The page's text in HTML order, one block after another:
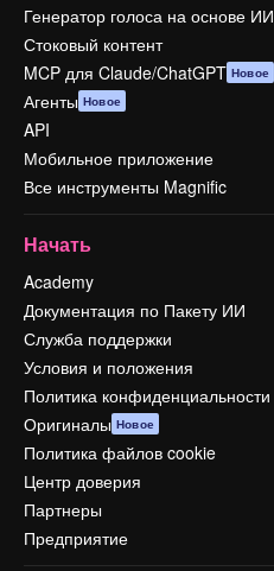
Генератор голоса на основе ИИ
Стоковый контент
MCP для Claude/ChatGPT Новое
Агенты Новое
API
Мобильное приложение
Все инструменты Magnific
Начать
Academy
Документация по Пакету ИИ
Служба поддержки
Условия и положения
Политика конфиденциальности
Оригиналы Новое
Политика файлов cookie
Центр доверия
Партнеры
Предприятие